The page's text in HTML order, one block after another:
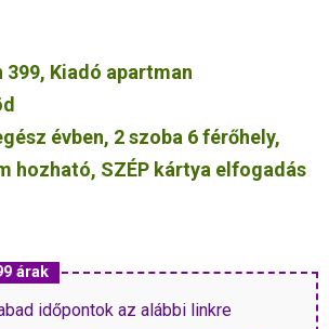
399, Kiadó apartman
évben, 2 szoba 6 férőhely,
hozható, SZÉP kártya elfogadás
árak
időpontok az alábbi linkre